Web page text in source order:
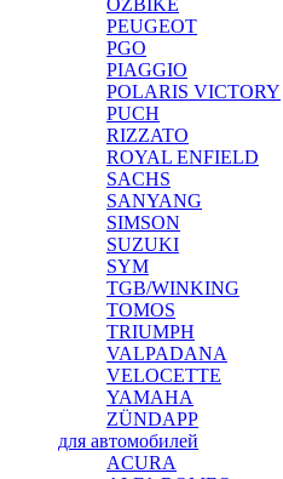
OZBIKE
PEUGEOT
PGO
PIAGGIO
POLARIS VICTORY
PUCH
RIZZATO
ROYAL ENFIELD
SACHS
SANYANG
SIMSON
SUZUKI
SYM
TGB/WINKING
TOMOS
TRIUMPH
VALPADANA
VELOCETTE
YAMAHA
ZÜNDAPP
для автомобилей
ACURA